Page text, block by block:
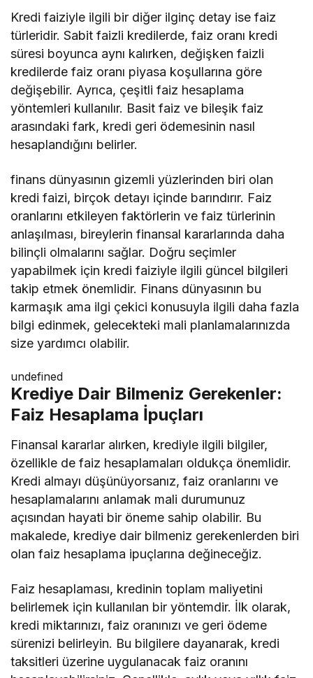
Kredi faiziyle ilgili bir diğer ilginç detay ise faiz
türleridir. Sabit faizli kredilerde, faiz oranı kredi
süresi boyunca aynı kalırken, değişken faizli
kredilerde faiz oranı piyasa koşullarına göre
değişebilir. Ayrıca, çeşitli faiz hesaplama
yöntemleri kullanılır. Basit faiz ve bileşik faiz
arasındaki fark, kredi geri ödemesinin nasıl
hesaplandığını belirler.
finans dünyasının gizemli yüzlerinden biri olan
kredi faizi, birçok detayı içinde barındırır. Faiz
oranlarını etkileyen faktörlerin ve faiz türlerinin
anlaşılması, bireylerin finansal kararlarında daha
bilinçli olmalarını sağlar. Doğru seçimler
yapabilmek için kredi faiziyle ilgili güncel bilgileri
takip etmek önemlidir. Finans dünyasının bu
karmaşık ama ilgi çekici konusuyla ilgili daha fazla
bilgi edinmek, gelecekteki mali planlamalarınızda
size yardımcı olabilir.
undefined
Krediye Dair Bilmeniz Gerekenler:
Faiz Hesaplama İpuçları
Finansal kararlar alırken, krediyle ilgili bilgiler,
özellikle de faiz hesaplamaları oldukça önemlidir.
Kredi almayı düşünüyorsanız, faiz oranlarını ve
hesaplamalarını anlamak mali durumunuz
açısından hayati bir öneme sahip olabilir. Bu
makalede, krediye dair bilmeniz gerekenlerden biri
olan faiz hesaplama ipuçlarına değineceğiz.
Faiz hesaplaması, kredinin toplam maliyetini
belirlemek için kullanılan bir yöntemdir. İlk olarak,
kredi miktarınızı, faiz oranınızı ve geri ödeme
sürenizi belirleyin. Bu bilgilere dayanarak, kredi
taksitleri üzerine uygulanacak faiz oranını